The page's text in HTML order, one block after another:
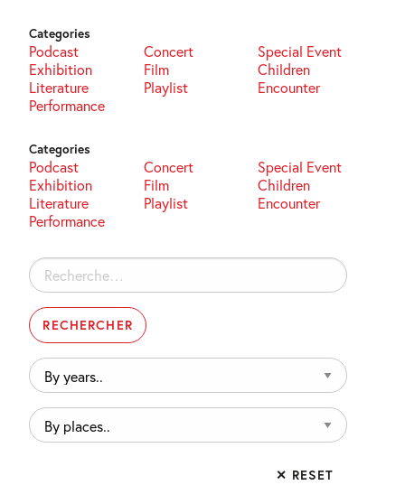
Categories
Podcast Concert
Special Event
Exhibition
Film
Children
Literature
Playlist
Encounter
Performance
Categories
Podcast Concert
Special Event
Exhibition
Film
Children
Literature
Playlist
Encounter
Performance
Rechercher :
By
years..
By
places..
✕ RESET